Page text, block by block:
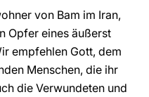
von Bam im Iran,
Opfer eines äußerst
empfehlen Gott, dem
Menschen, die ihr
die Verwundeten und